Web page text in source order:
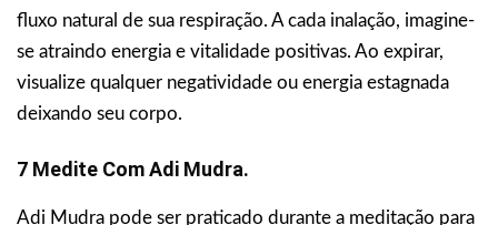
fluxo natural de sua respiração. A cada inalação, imagine-
se atraindo energia e vitalidade positivas. Ao expirar,
visualize qualquer negatividade ou energia estagnada
deixando seu corpo.
7 Medite Com Adi Mudra.
Adi Mudra pode ser praticado durante a meditação para